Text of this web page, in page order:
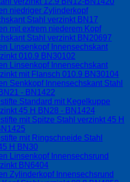
niedriger Zylinderkopf
Stahl verzinkt BN17
mit extrem niederem Kopf
Stahl verzinkt BN20697
Linsenkopf Innensechskant
010.9 BN30102
Linsenkopf Innensechskant
mit Flansch 010.9 BN30104
Senkkopf Innensechskant Stahl
- BN1422
Standard mit Kegelkuppe
45 H BN28 - BN1424
mit Spitze Stahl verzinkt 45 H
mit Ringschneide Stahl
H BN30
Linsenkopf Innensechsrund
BN6404
Zylinderkopf Innensechsrund